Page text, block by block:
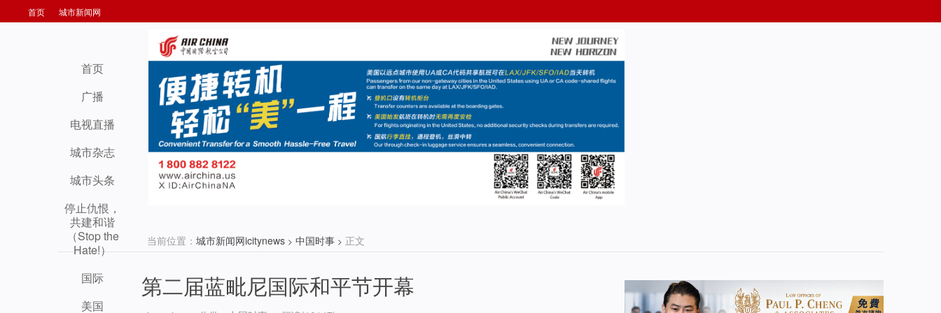
首页 城市新闻网
当前位置： 城市新闻网icitynews > 中国时事 > 正文
首页
广播
电视直播
城市杂志
城市头条
停止仇恨，
共建和谐
（Stop the
Hate!）
国际
美国
第二届蓝毗尼国际和平节开幕